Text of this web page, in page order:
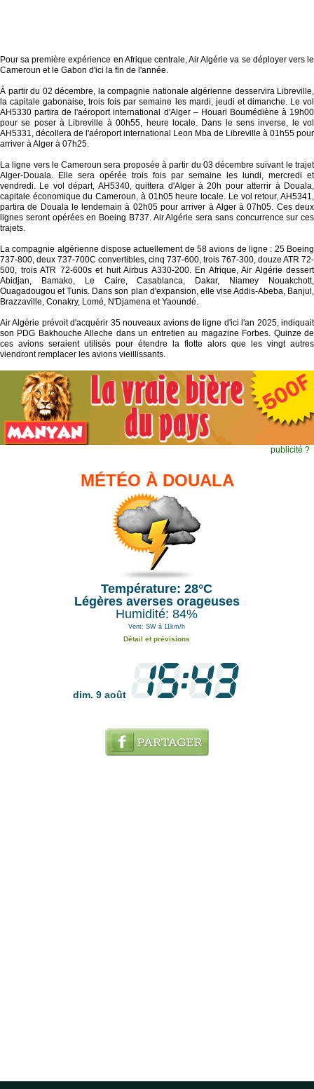
Pour sa première expérience en Afrique centrale, Air Algérie va se déployer vers le
Cameroun et le Gabon d'ici la fin de l'année.
À partir du 02 décembre, la compagnie nationale algérienne desservira Libreville,
la capitale gabonaise, trois fois par semaine les mardi, jeudi et dimanche. Le vol
AH5330 partira de l'aéroport international d'Alger – Houari Boumédiène à 19h00
pour se poser à Libreville à 00h55, heure locale. Dans le sens inverse, le vol
AH5331, décollera de l'aéroport international Leon Mba de Libreville à 01h55 pour
arriver à Alger à 07h25.
La ligne vers le Cameroun sera proposée à partir du 03 décembre suivant le trajet
Alger-Douala. Elle sera opérée trois fois par semaine les lundi, mercredi et
vendredi. Le vol départ, AH5340, quittera d'Alger à 20h pour atterrir à Douala,
capitale économique du Cameroun, à 01h05 heure locale. Le vol retour, AH5341,
partira de Douala le lendemain à 02h05 pour arriver à Alger à 07h05. Ces deux
lignes seront opérées en Boeing B737. Air Algérie sera sans concurrence sur ces
trajets.
La compagnie algérienne dispose actuellement de 58 avions de ligne : 25 Boeing
737-800, deux 737-700C convertibles, cinq 737-600, trois 767-300, douze ATR 72-
500, trois ATR 72-600s et huit Airbus A330-200. En Afrique, Air Algérie dessert
Abidjan, Bamako, Le Caire, Casablanca, Dakar, Niamey Nouakchott,
Ouagadougou et Tunis. Dans son plan d'expansion, elle vise Addis-Abeba, Banjul,
Brazzaville, Conakry, Lomé, N'Djamena et Yaoundé.
Air Algérie prévoit d'acquérir 35 nouveaux avions de ligne d'ici l'an 2025, indiquait
son PDG Bakhouche Alleche dans un entretien au magazine Forbes. Quinze de
ces avions seraient utilisés pour étendre la flotte alors que les vingt autres
viendront remplacer les avions vieillissants.
publicité ?
MÉTÉO À DOUALA
Température: 28°C
Légères averses orageuses
Humidité: 84%
Vent: SW à 11km/h
Détail et prévisions
dim. 9 août